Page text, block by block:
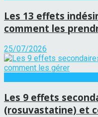
Les 13 effets
comment les
25/07/2026
Les 9 effets
(rosuvastatine) et